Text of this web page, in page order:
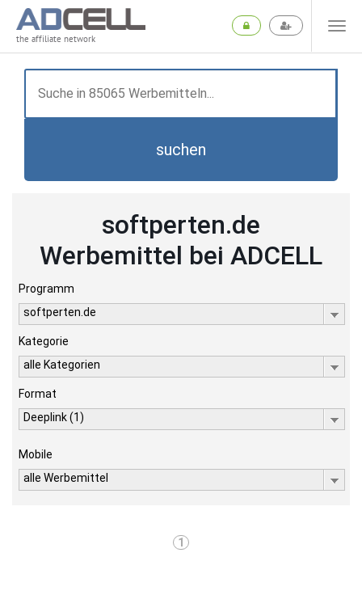
the affiliate network
suchen
softperten.de
Werbemittel bei ADCELL
Programm
softperten.de
Kategorie
alle Kategorien
Format
Deeplink (1)
Mobile
alle Werbemittel
1